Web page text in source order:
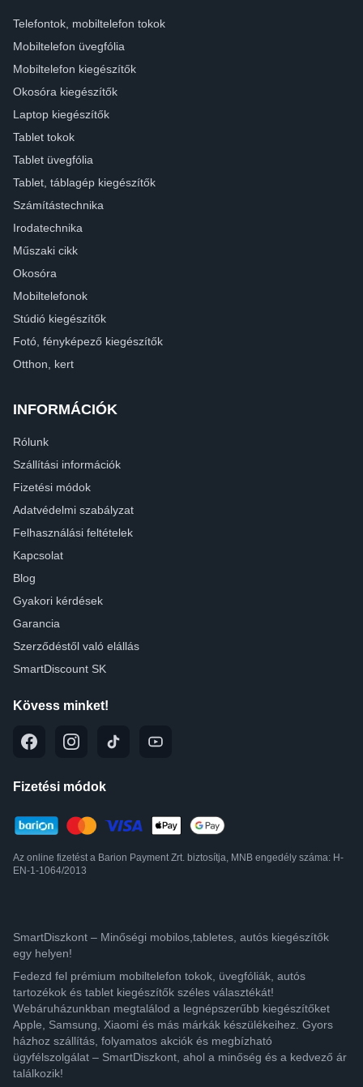
Telefontok, mobiltelefon tokok
Mobiltelefon üvegfólia
Mobiltelefon kiegészítők
Okosóra kiegészítők
Laptop kiegészítők
Tablet tokok
Tablet üvegfólia
Tablet, táblagép kiegészítők
Számítástechnika
Irodatechnika
Műszaki cikk
Okosóra
Mobiltelefonok
Stúdió kiegészítők
Fotó, fényképező kiegészítők
Otthon, kert
INFORMÁCIÓK
Rólunk
Szállítási információk
Fizetési módok
Adatvédelmi szabályzat
Felhasználási feltételek
Kapcsolat
Blog
Gyakori kérdések
Garancia
Szerződéstől való elállás
SmartDiscount SK
Kövess minket!
Fizetési módok
Az online fizetést a Barion Payment Zrt. biztosítja, MNB engedély száma: H-
EN-1-1064/2013
SmartDiszkont – Minőségi mobilos,tabletes, autós kiegészítők
egy helyen!
Fedezd fel prémium mobiltelefon tokok, üvegfóliák, autós
tartozékok és tablet kiegészítők széles választékát!
Webáruházunkban megtalálod a legnépszerűbb kiegészítőket
Apple, Samsung, Xiaomi és más márkák készülékeihez. Gyors
házhoz szállítás, folyamatos akciók és megbízható
ügyfélszolgálat – SmartDiszkont, ahol a minőség és a kedvező ár
találkozik!